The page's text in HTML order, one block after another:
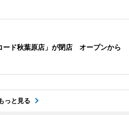
ード秋葉原店」が閉店 オープンから
っと見る